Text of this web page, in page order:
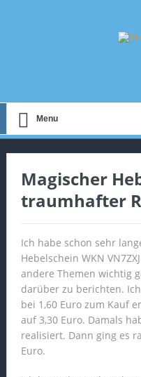
Menu
Magischer
traumhafter
Ich habe schon sehr
Hebelschein WKN
andere Themen wichtig
darüber zu berichten.
bei 1,60 Euro zum Kauf
auf 3,30 Euro. Damals
realisiert. Dann ging es
Euro.